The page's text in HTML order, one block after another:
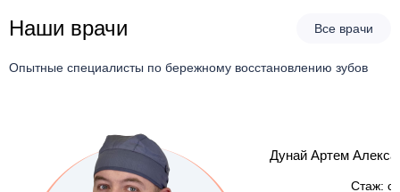
Наши врачи Все врачи
Опытные специалисты по бережному восстановлению зубов